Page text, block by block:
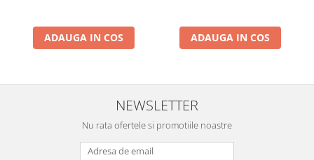
ADAUGA IN COS ADAUGA IN COS
NEWSLETTER
Nu rata ofertele si promotiile noastre